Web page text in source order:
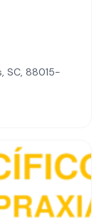
SC, 88015-